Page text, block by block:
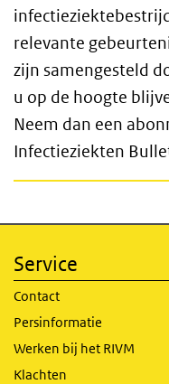
relevante
zijn samengesteld
u op de hoogte
Neem dan een
Infectieziekten
Service
Contact
Persinformatie
Werken bij het RIVM
Klachten